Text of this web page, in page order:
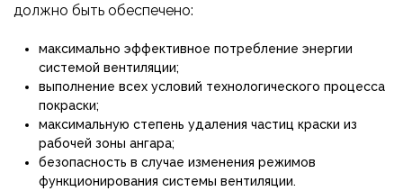
должно быть обеспечено:
максимально эффективное потребление энергии
системой вентиляции;
выполнение всех условий технологического процесса
покраски;
максимальную степень удаления частиц краски из
рабочей зоны ангара;
безопасность в случае изменения режимов
функционирования системы вентиляции.